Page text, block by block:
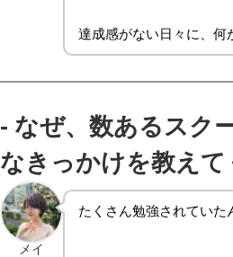
達成感がない日々に、何
- なぜ、数あるスク
なきっかけを教えて
メイ
たくさん勉強されていた